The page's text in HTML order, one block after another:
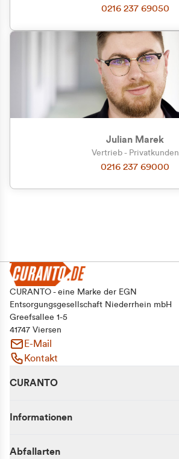
0216 237 69050
Julian Marek
Vertrieb - Privatkunden
0216 237 69000
CURANTO - eine Marke der EGN
Entsorgungsgesellschaft Niederrhein mbH
Greefsallee 1-5
41747 Viersen
E-Mail
Kontakt
CURANTO
Informationen
Abfallarten